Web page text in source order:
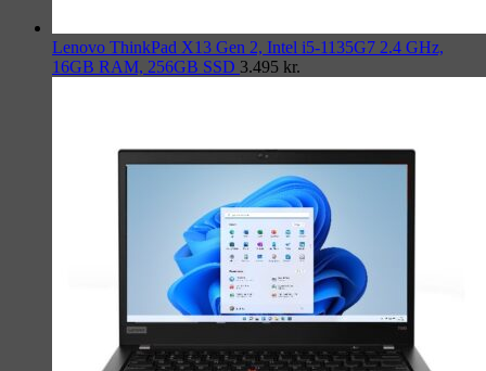
Lenovo ThinkPad X13 Gen 2, Intel i5-1135G7 2.4 GHz,
16GB RAM, 256GB SSD 3.495 kr.